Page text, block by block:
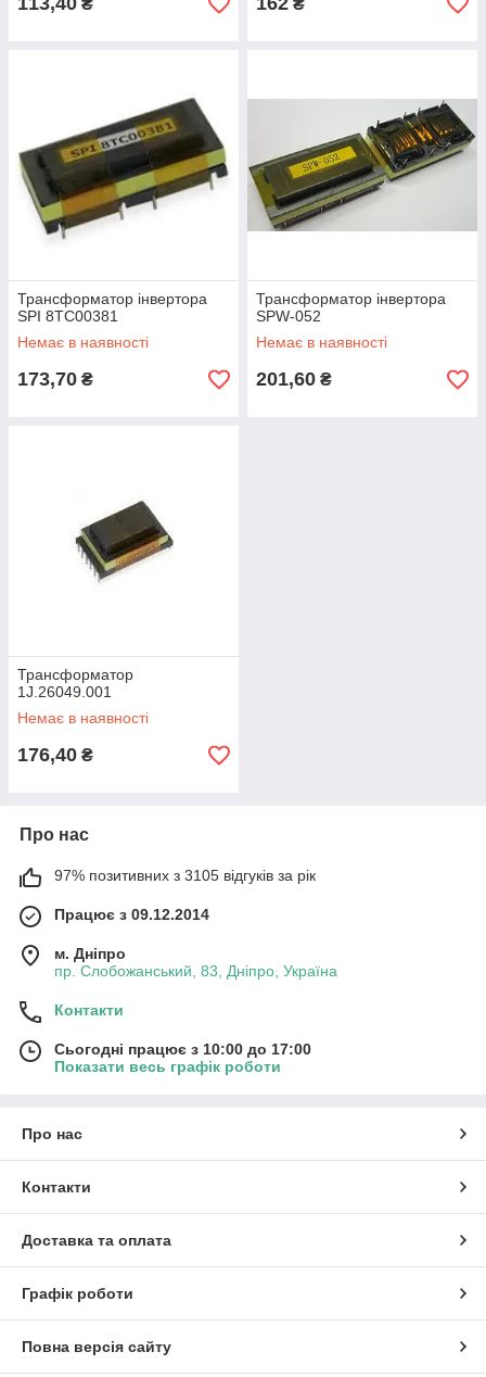
₴ ₴
Трансформатор інвертора
SPI 8TC00381
Немає в наявності
173,70 ₴
Трансформатор інвертора
SPW-052
Немає в наявності
201,60 ₴
Трансформатор
1J.26049.001
Немає в наявності
176,40 ₴
Про нас
97% позитивних з 3105 відгуків за рік
Працює з 09.12.2014
м. Дніпро
пр. Слобожанський, 83, Дніпро, Україна
Контакти
Сьогодні працює з 10:00 до 17:00
Показати весь графік роботи
Про нас
Контакти
Доставка та оплата
Графік роботи
Повна версія сайту